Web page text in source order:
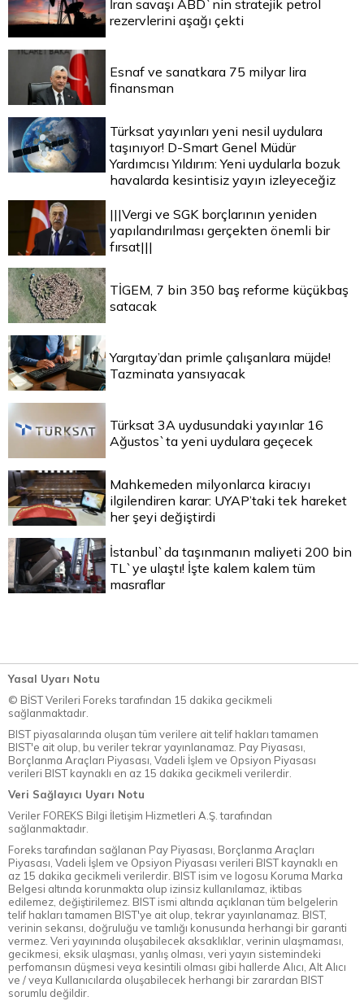
İran savaşı ABD`nin stratejik petrol
rezervlerini aşağı çekti
Esnaf ve sanatkara 75 milyar lira
finansman
Türksat yayınları yeni nesil uydulara
taşınıyor! D-Smart Genel Müdür
Yardımcısı Yıldırım: Yeni uydularla bozuk
havalarda kesintisiz yayın izleyeceğiz
|||Vergi ve SGK borçlarının yeniden
yapılandırılması gerçekten önemli bir
fırsat|||
TİGEM, 7 bin 350 baş reforme küçükbaş
satacak
Yargıtay’dan primle çalışanlara müjde!
Tazminata yansıyacak
Türksat 3A uydusundaki yayınlar 16
Ağustos`ta yeni uydulara geçecek
Mahkemeden milyonlarca kiracıyı
ilgilendiren karar: UYAP’taki tek hareket
her şeyi değiştirdi
İstanbul`da taşınmanın maliyeti 200 bin
TL`ye ulaştı! İşte kalem kalem tüm
masraflar
Yasal Uyarı Notu
© BİST Verileri Foreks tarafından 15 dakika gecikmeli
sağlanmaktadır.
BIST piyasalarında oluşan tüm verilere ait telif hakları tamamen
BIST'e ait olup, bu veriler tekrar yayınlanamaz. Pay Piyasası,
Borçlanma Araçları Piyasası, Vadeli İşlem ve Opsiyon Piyasası
verileri BIST kaynaklı en az 15 dakika gecikmeli verilerdir.
Veri Sağlayıcı Uyarı Notu
Veriler FOREKS Bilgi İletişim Hizmetleri A.Ş. tarafından
sağlanmaktadır.
Foreks tarafından sağlanan Pay Piyasası, Borçlanma Araçları
Piyasası, Vadeli İşlem ve Opsiyon Piyasası verileri BIST kaynaklı en
az 15 dakika gecikmeli verilerdir. BIST isim ve logosu Koruma Marka
Belgesi altında korunmakta olup izinsiz kullanılamaz, iktibas
edilemez, değiştirilemez. BIST ismi altında açıklanan tüm belgelerin
telif hakları tamamen BIST'ye ait olup, tekrar yayınlanamaz. BIST,
verinin sekansı, doğruluğu ve tamlığı konusunda herhangi bir garanti
vermez. Veri yayınında oluşabilecek aksaklıklar, verinin ulaşmaması,
gecikmesi, eksik ulaşması, yanlış olması, veri yayın sistemindeki
perfomansın düşmesi veya kesintili olması gibi hallerde Alıcı, Alt Alıcı
ve / veya Kullanıcılarda oluşabilecek herhangi bir zarardan BIST
sorumlu değildir.